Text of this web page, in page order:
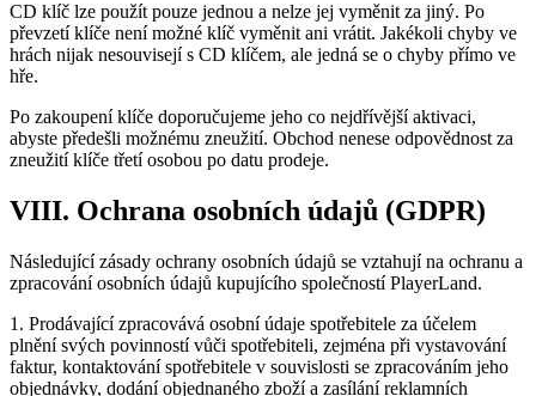
CD klíč lze použít pouze jednou a nelze jej vyměnit za jiný. Po
převzetí klíče není možné klíč vyměnit ani vrátit. Jakékoli chyby ve
hrách nijak nesouvisejí s CD klíčem, ale jedná se o chyby přímo ve
hře.
Po zakoupení klíče doporučujeme jeho co nejdřívější aktivaci,
abyste předešli možnému zneužití. Obchod nenese odpovědnost za
zneužití klíče třetí osobou po datu prodeje.
VIII. Ochrana osobních údajů (GDPR)
Následující zásady ochrany osobních údajů se vztahují na ochranu a
zpracování osobních údajů kupujícího společností PlayerLand.
1. Prodávající zpracovává osobní údaje spotřebitele za účelem
plnění svých povinností vůči spotřebiteli, zejména při vystavování
faktur, kontaktování spotřebitele v souvislosti se zpracováním jeho
objednávky, dodání objednaného zboží a zasílání reklamních